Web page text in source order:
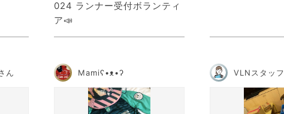
024 ランナー受付ボランティ
ア📣
ん Mamiʕ•ᴥ•ʔ VLNスタッフ